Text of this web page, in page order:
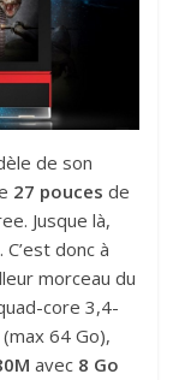
de son
27 pouces de
Jusque là,
donc à
morceau du
core 3,4-
64 Go),
avec 8 Go